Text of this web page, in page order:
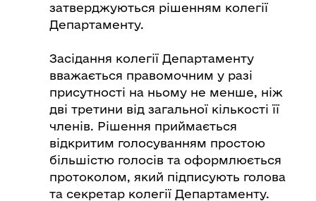
затверджуються рішенням колегії
Департаменту.
Засідання колегії Департаменту
вважається правомочним у разі
присутності на ньому не менше, ніж
дві третини від загальної кількості її
членів. Рішення приймається
відкритим голосуванням простою
більшістю голосів та оформлюється
протоколом, який підписують голова
та секретар колегії Департаменту.